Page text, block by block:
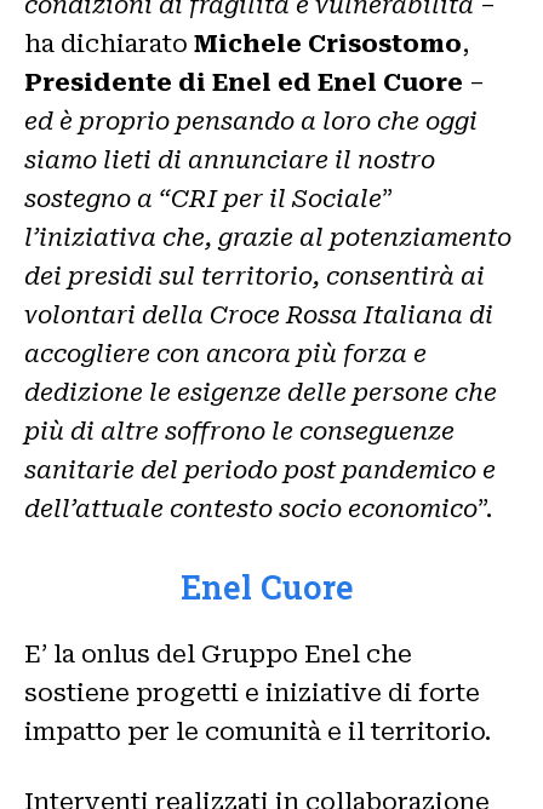
ha dichiarato Michele Crisostomo,
Presidente di Enel ed Enel Cuore –
ed è proprio pensando a loro che oggi
siamo lieti di annunciare il nostro
sostegno a “CRI per il Sociale”
l’iniziativa che, grazie al potenziamento
dei presidi sul territorio, consentirà ai
volontari della Croce Rossa Italiana di
accogliere con ancora più forza e
dedizione le esigenze delle persone che
più di altre soffrono le conseguenze
sanitarie del periodo post pandemico e
dell’attuale contesto socio economico”.
Enel Cuore
E’ la onlus del Gruppo Enel che
sostiene progetti e iniziative di forte
impatto per le comunità e il territorio.
Interventi realizzati in collaborazione